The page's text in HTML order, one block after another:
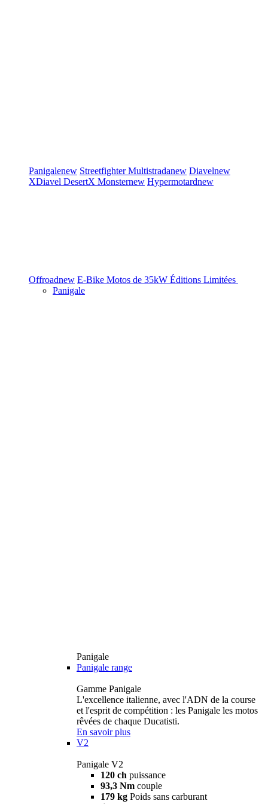
Panigalenew StreetfighterMultistradanew Diavelnew
XDiavel DesertX Monsternew Hypermotardnew
Offroadnew E-Bike Motos de 35kW Éditions Limitées
Panigale
Panigale
Panigale range
Gamme Panigale
L'excellence italienne, avec l'ADN de la course
et l'esprit de compétition : les Panigale les motos
rêvées de chaque Ducatisti.
En savoir plus
V2
Panigale V2
120 ch puissance
93,3 Nm couple
179 kg Poids sans carburant